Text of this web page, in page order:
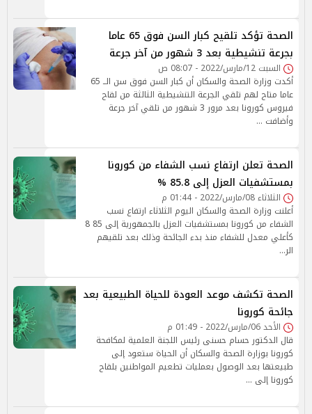
الصحة تؤكد تلقيح كبار السن فوق 65 عاما
بجرعة تنشيطية بعد 3 شهور من آخر جرعة
السبت 12/مارس/2022 - 08:07 ص
أكدت وزارة الصحة والسكان أن كبار السن فوق سن الــ 65
عاما متاح لهم تلقي الجرعة التنشيطية الثالثة من لقاح
فيروس كورونا بعد مرور 3 شهور من تلقي آخر جرعة
وأضافت …
الصحة تعلن ارتفاع نسب الشفاء من كورونا
بمستشفيات العزل إلى 85.8 %
الثلاثاء 08/مارس/2022 - 01:44 م
أعلنت وزارة الصحة والسكان اليوم الثلاثاء ارتفاع نسب
الشفاء من كورونا بمستشفيات العزل بالجمهورية إلى 85 8
كأعلي معدل للشفاء منذ بدء الجائحة وذلك بعد تلقيهم
الر…
الصحة تكشف موعد العودة للحياة الطبيعية بعد
جائحة كورونا
الأحد 06/مارس/2022 - 01:49 م
قال الدكتور حسام حسنى رئيس اللجنة العلمية لمكافحة
كورونا بوزارة الصحة والسكان أن الحياة ستعود إلى
طبيعتها بعد الوصول بعمليات تطعيم المواطنين بلقاح
كورونا إلى …